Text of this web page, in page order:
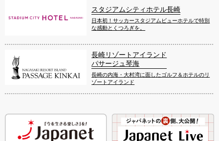
スタジアムシティホテル長崎
日本初！サッカースタジアムビューホテルで特別
な感動とくつろぎを。
長崎リゾートアイランド
パサージュ琴海
長崎の内海・大村湾に面したゴルフ＆ホテルのリ
ゾートアイランド